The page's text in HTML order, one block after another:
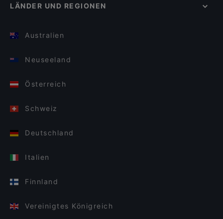
LÄNDER UND REGIONEN
Australien
Neuseeland
Österreich
Schweiz
Deutschland
Italien
Finnland
Vereinigtes Königreich